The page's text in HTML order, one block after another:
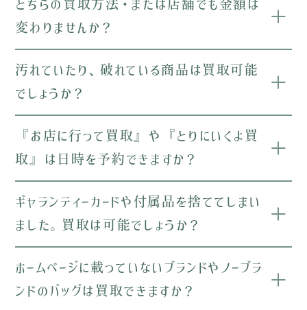
どちらの買取方法・または店舗でも金額は
変わりませんか？
汚れていたり、破れている商品は買取可能
でしょうか？
『お店に行って買取』や『とりにいくよ買
取』は日時を予約できますか？
ギャランティーカードや付属品を捨ててしまい
ました。買取は可能でしょうか？
ホームページに載っていないブランドやノーブラ
ンドのバッグは買取できますか？